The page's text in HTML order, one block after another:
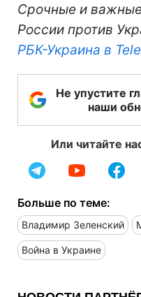
Срочные и
России против
РБК-Украина в
Не упустите
наши
Или читайте
Больше по теме:
Владимир Зеленский
Война в Украине